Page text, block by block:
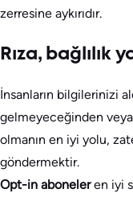
zerresine aykırıdır.
Rıza, bağlılık
İnsanların bilgilerinizi
gelmeyeceğinden
olmanın en iyi yolu,
göndermektir.
Opt-in aboneleren iyi